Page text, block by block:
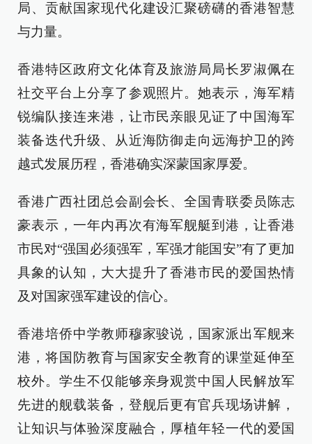
局、贡献国家现代化建设汇聚磅礴的香港智慧
与力量。
香港特区政府文化体育及旅游局局长罗淑佩在
社交平台上分享了参观照片。她表示，海军精
锐编队接连来港，让市民亲眼见证了中国海军
装备迭代升级、从近海防御走向远海护卫的跨
越式发展历程，香港确实深蒙国家厚爱。
香港广西社团总会副会长、全国青联委员陈志
豪表示，一年内再次有海军舰艇到港，让香港
市民对“强国必须强军，军强才能国安”有了更加
具象的认知，大大提升了香港市民的爱国热情
及对国家强军建设的信心。
香港培侨中学教师穆家骏说，国家派出军舰来
港，将国防教育与国家安全教育的课堂延伸至
校外。学生不仅能够亲身观赏中国人民解放军
先进的舰载装备，登舰后更有官兵现场讲解，
让知识与体验深度融合，厚植年轻一代的爱国